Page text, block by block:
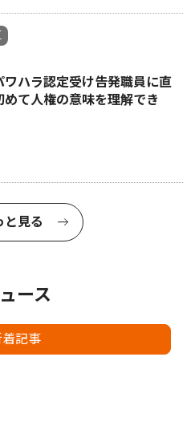
ワハラ認定受け告発職員に直
て人権の意味を理解でき
と見る
ース
記事